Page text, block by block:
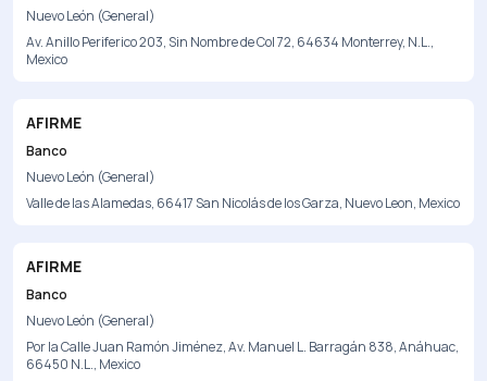
Nuevo León (General)
Av. Anillo Periferico 203, Sin Nombre de Col 72, 64634 Monterrey, N.L.,
Mexico
AFIRME
Banco
Nuevo León (General)
Valle de las Alamedas, 66417 San Nicolás de los Garza, Nuevo Leon, Mexico
AFIRME
Banco
Nuevo León (General)
Por la Calle Juan Ramón Jiménez, Av. Manuel L. Barragán 838, Anáhuac,
66450 N.L., Mexico